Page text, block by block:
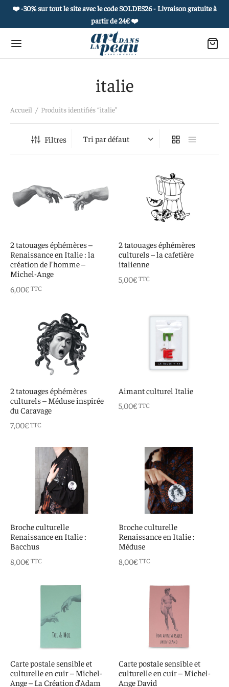
❤️ -30% sur tout le site avec le code SOLDES26 - Livraison gratuite à
partir de 24€❤️
italie
Accueil / Produits identifiés “italie”
Filtres
2 tatouages éphémères –
Renaissance en Italie : la
création de l’homme –
Michel-Ange
6,00€TTC
2 tatouages éphémères
culturels – la cafetière
italienne
5,00€ TTC
2 tatouages éphémères
culturels – Méduse inspirée
du Caravage
7,00€TTC
Aimant culturel Italie
5,00€ TTC
Broche culturelle
Renaissance en Italie :
Bacchus
8,00€TTC
Broche culturelle
Renaissance en Italie :
Méduse
8,00€ TTC
Carte postale sensible et
culturelle en cuir – Michel-
Ange – La Création d’Adam
Carte postale sensible et
culturelle en cuir – Michel-
Ange David
éphémères
postales sensibles et culturelles
intuitif et culturel
ÉPHÉMÈRES
à l’unité
de portraits